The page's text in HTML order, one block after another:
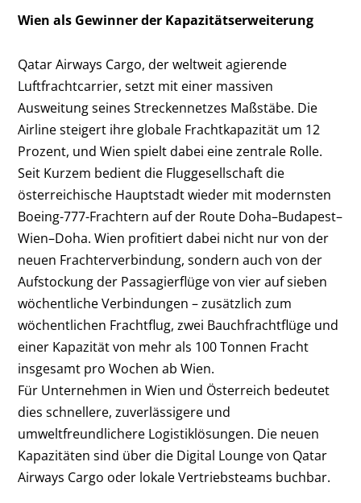
Wien als Gewinner der Kapazitätserweiterung
Qatar Airways Cargo, der weltweit agierende
Luftfrachtcarrier, setzt mit einer massiven
Ausweitung seines Streckennetzes Maßstäbe. Die
Airline steigert ihre globale Frachtkapazität um 12
Prozent, und Wien spielt dabei eine zentrale Rolle.
Seit Kurzem bedient die Fluggesellschaft die
österreichische Hauptstadt wieder mit modernsten
Boeing-777-Frachtern auf der Route Doha–Budapest–
Wien–Doha. Wien profitiert dabei nicht nur von der
neuen Frachterverbindung, sondern auch von der
Aufstockung der Passagierflüge von vier auf sieben
wöchentliche Verbindungen – zusätzlich zum
wöchentlichen Frachtflug, zwei Bauchfrachtflüge und
einer Kapazität von mehr als 100 Tonnen Fracht
insgesamt pro Wochen ab Wien.
Für Unternehmen in Wien und Österreich bedeutet
dies schnellere, zuverlässigere und
umweltfreundlichere Logistiklösungen. Die neuen
Kapazitäten sind über die Digital Lounge von Qatar
Airways Cargo oder lokale Vertriebsteams buchbar.